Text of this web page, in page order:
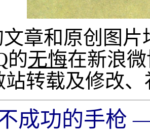
文章和原创图
的无悔在新浪
站转载及修改、
成功的手枪